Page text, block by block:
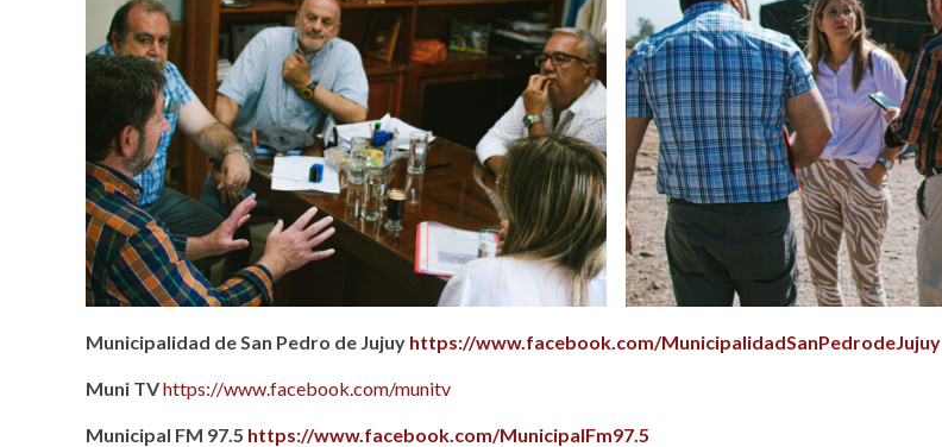
Municipalidad de San Pedro de Jujuy https://www.facebook.com/MunicipalidadSanPedrodeJujuy
Muni TVhttps://www.facebook.com/munitv
Municipal FM 97.5 https://www.facebook.com/MunicipalFm97.5